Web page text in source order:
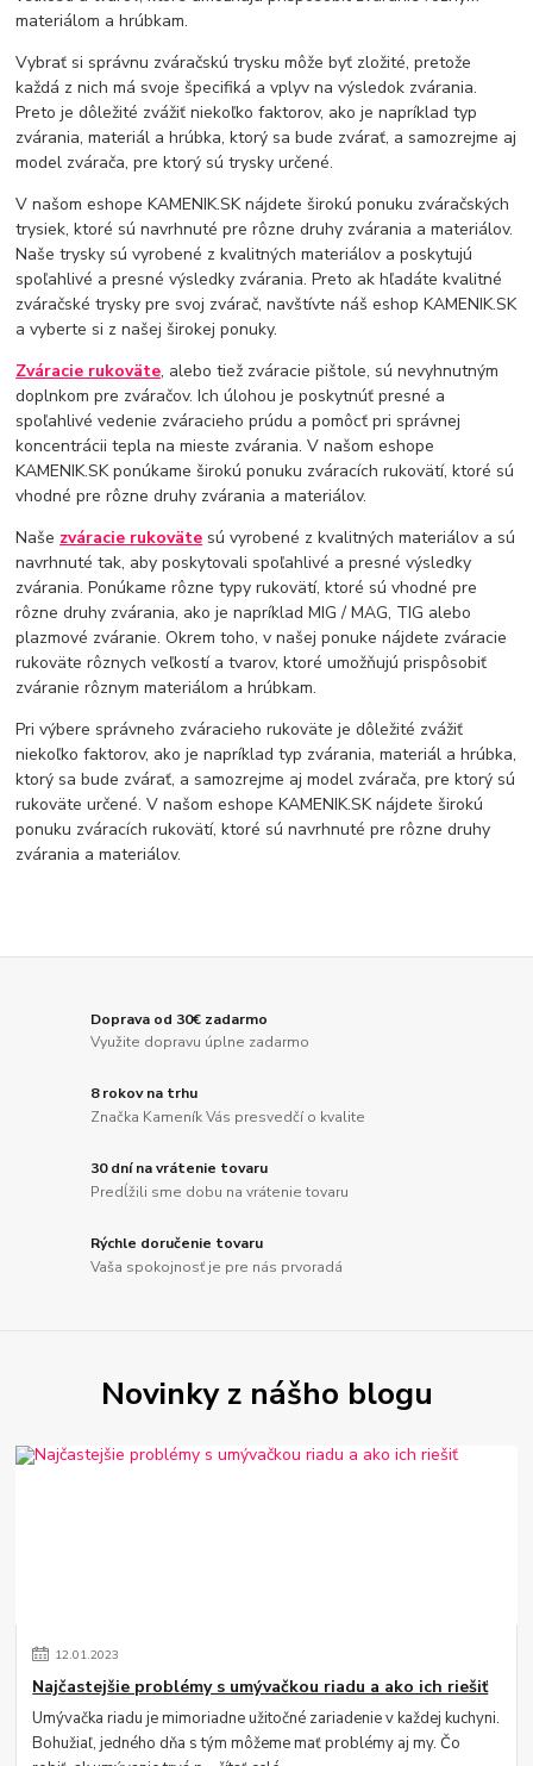
materiálom a hrúbkam.
Vybrať si správnu zváračskú trysku môže byť zložité, pretože
každá z nich má svoje špecifiká a vplyv na výsledok zvárania.
Preto je dôležité zvážiť niekoľko faktorov, ako je napríklad typ
zvárania, materiál a hrúbka, ktorý sa bude zvárať, a samozrejme aj
model zvárača, pre ktorý sú trysky určené.
V našom eshope KAMENIK.SK nájdete širokú ponuku zváračských
trysiek, ktoré sú navrhnuté pre rôzne druhy zvárania a materiálov.
Naše trysky sú vyrobené z kvalitných materiálov a poskytujú
spoľahlivé a presné výsledky zvárania. Preto ak hľadáte kvalitné
zváračské trysky pre svoj zvárač, navštívte náš eshop KAMENIK.SK
a vyberte si z našej širokej ponuky.
Zváracie rukoväte, alebo tiež zváracie pištole, sú nevyhnutným
doplnkom pre zváračov. Ich úlohou je poskytnúť presné a
spoľahlivé vedenie zváracieho prúdu a pomôcť pri správnej
koncentrácii tepla na mieste zvárania. V našom eshope
KAMENIK.SK ponúkame širokú ponuku zváracích rukovätí, ktoré sú
vhodné pre rôzne druhy zvárania a materiálov.
Naše zváracie rukoväte sú vyrobené z kvalitných materiálov a sú
navrhnuté tak, aby poskytovali spoľahlivé a presné výsledky
zvárania. Ponúkame rôzne typy rukovätí, ktoré sú vhodné pre
rôzne druhy zvárania, ako je napríklad MIG / MAG, TIG alebo
plazmové zváranie. Okrem toho, v našej ponuke nájdete zváracie
rukoväte rôznych veľkostí a tvarov, ktoré umožňujú prispôsobiť
zváranie rôznym materiálom a hrúbkam.
Pri výbere správneho zváracieho rukoväte je dôležité zvážiť
niekoľko faktorov, ako je napríklad typ zvárania, materiál a hrúbka,
ktorý sa bude zvárať, a samozrejme aj model zvárača, pre ktorý sú
rukoväte určené. V našom eshope KAMENIK.SK nájdete širokú
ponuku zváracích rukovätí, ktoré sú navrhnuté pre rôzne druhy
zvárania a materiálov.
Doprava od 30€ zadarmo
Využite dopravu úplne zadarmo
8 rokov na trhu
Značka Kameník Vás presvedčí o kvalite
30 dní na vrátenie tovaru
Predĺžili sme dobu na vrátenie tovaru
Rýchle doručenie tovaru
Vaša spokojnosť je pre nás prvoradá
Novinky z nášho blogu
12.01.2023
Najčastejšie problémy s umývačkou riadu a ako ich riešiť
Umývačka riadu je mimoriadne užitočné zariadenie v každej kuchyni.
Bohužiaľ, jedného dňa s tým môžeme mať problémy aj my. Čo